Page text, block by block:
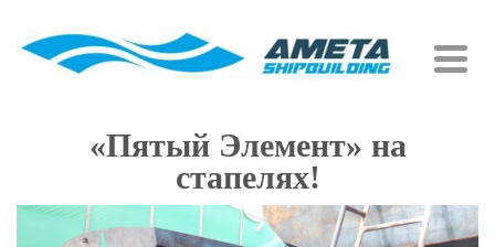
«Пятый Элемент» на
стапелях!